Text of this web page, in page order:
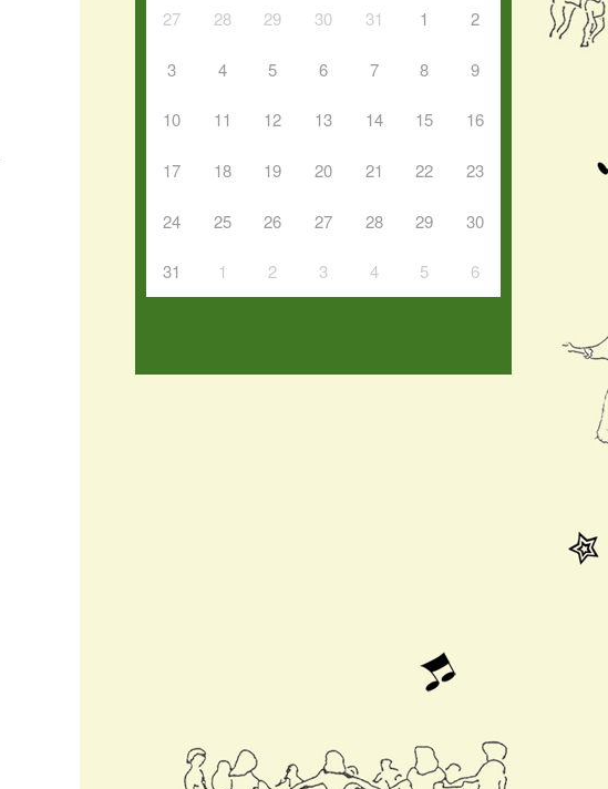
27 28 29 30 31 1 2
3 4 5 6 7 8 9
10 11 12 13 14 15 16
17 18 19 20 21 22 23
24 25 26 27 28 29 30
31 1 2 3 4 5 6